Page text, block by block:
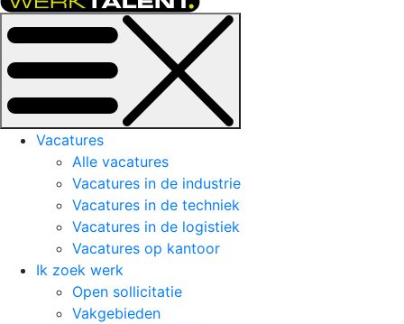
Vacatures
Alle vacatures
Vacatures in de industrie
Vacatures in de techniek
Vacatures in de logistiek
Vacatures op kantoor
Ik zoek werk
Open sollicitatie
Vakgebieden